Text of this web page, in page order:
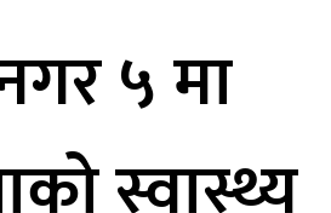
५ मा